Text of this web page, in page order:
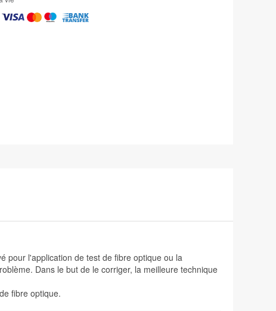
pour l'application de test de fibre optique ou la
Dans le but de le corriger, la meilleure technique
fibre optique.